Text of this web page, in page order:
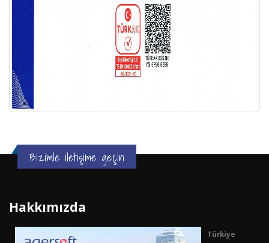
Bizimle iletişime geçin
Hakkımızda
Türkiye